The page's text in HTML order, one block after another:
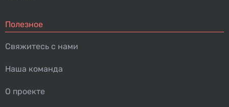
Полезное
Свяжитесь с нами
Наша команда
О проекте